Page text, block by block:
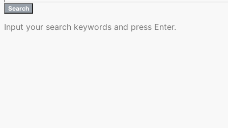
Search
Input your search keywords and press Enter.